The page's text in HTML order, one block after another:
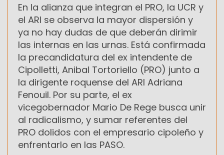
En la alianza que integran el PRO, la UCR y
el ARI se observa la mayor dispersión y
ya no hay dudas de que deberán dirimir
las internas en las urnas. Está confirmada
la precandidatura del ex intendente de
Cipolletti, Anibal Tortoriello (PRO) junto a
la dirigente roquense del ARI Adriana
Fenouil. Por su parte, el ex
vicegobernador Mario De Rege busca unir
al radicalismo, y sumar referentes del
PRO dolidos con el empresario cipoleño y
enfrentarlo en las PASO.